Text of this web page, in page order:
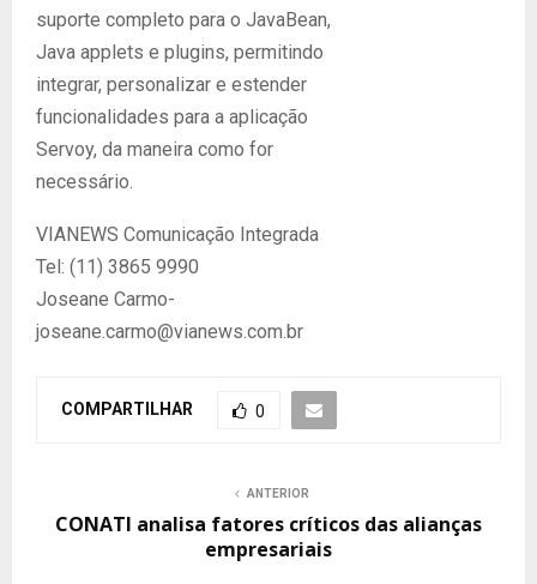
suporte completo para o JavaBean,
Java applets e plugins, permitindo
integrar, personalizar e estender
funcionalidades para a aplicação
Servoy, da maneira como for
necessário.
VIANEWS Comunicação Integrada
Tel: (11) 3865 9990
Joseane Carmo-
joseane.carmo@vianews.com.br
COMPARTILHAR 0
ANTERIOR
CONATI analisa fatores críticos das alianças
empresariais